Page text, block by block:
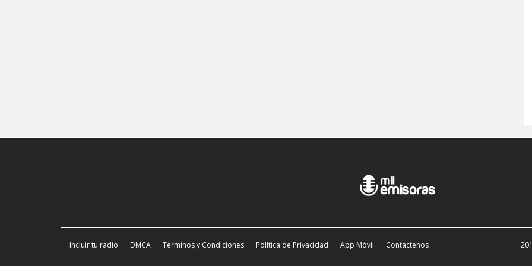
Incluir tu radio DMCA Términos y Condiciones Política de Privacidad App Móvil Contáctenos